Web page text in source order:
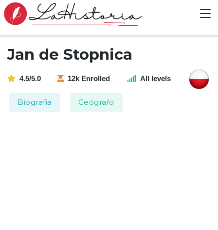
Jan de Stopnica
4.5/5.0 12k Enrolled All levels
Biografia Geógrafo